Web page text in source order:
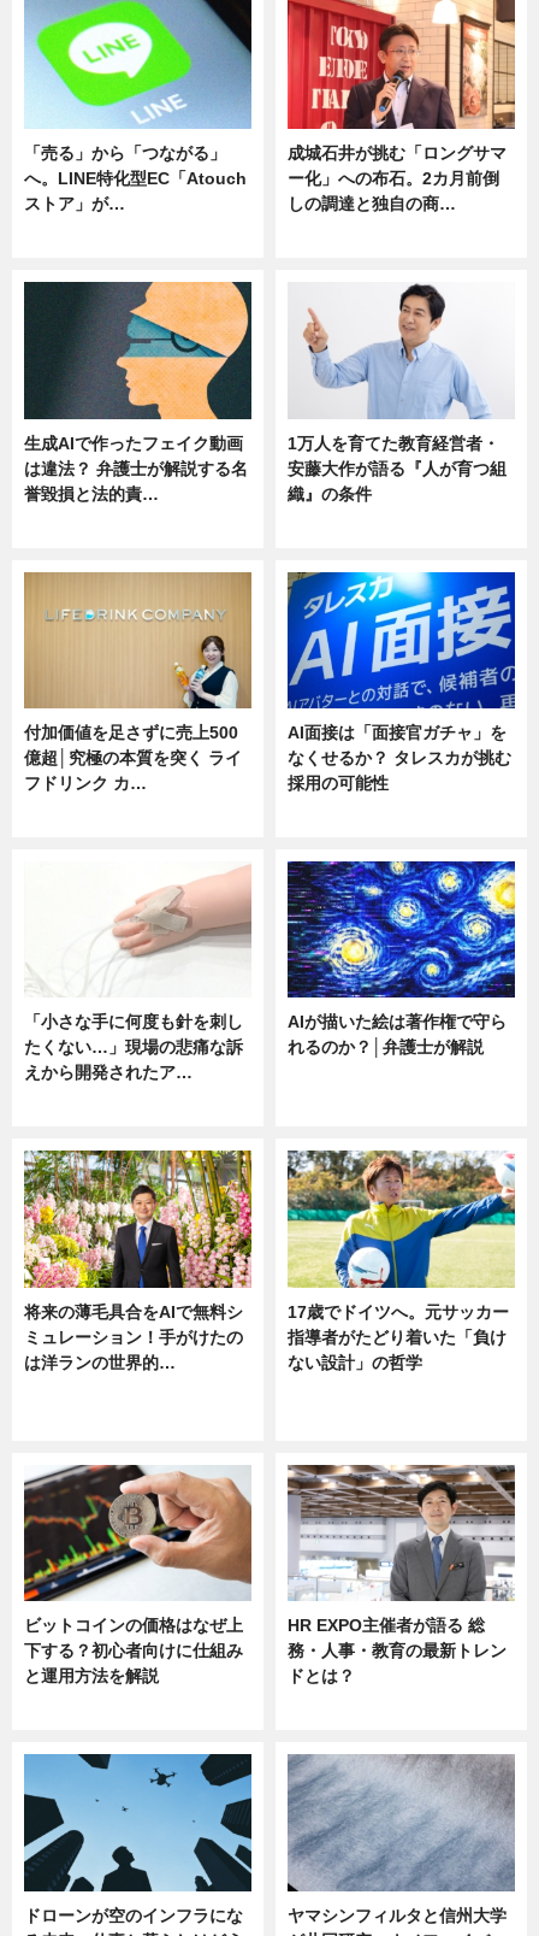
「売る」から「つながる」
へ。LINE特化型EC「Atouch
ストア」が…
成城石井が挑む「ロングサマ
ー化」への布石。2カ月前倒
しの調達と独自の商…
生成AIで作ったフェイク動画
は違法？ 弁護士が解説する名
誉毀損と法的責…
1万人を育てた教育経営者・
安藤大作が語る『人が育つ組
織』の条件
付加価値を足さずに売上500
億超│究極の本質を突く ライ
フドリンク カ…
AI面接は「面接官ガチャ」を
なくせるか？ タレスカが挑む
採用の可能性
「小さな手に何度も針を刺し
たくない…」現場の悲痛な訴
えから開発されたア…
AIが描いた絵は著作権で守ら
れるのか？│弁護士が解説
将来の薄毛具合をAIで無料シ
ミュレーション！手がけたの
は洋ランの世界的…
17歳でドイツへ。元サッカー
指導者がたどり着いた「負け
ない設計」の哲学
ビットコインの価格はなぜ上
下する？初心者向けに仕組み
と運用方法を解説
HR EXPO主催者が語る 総
務・人事・教育の最新トレン
ドとは？
ドローンが空のインフラにな
ヤマシンフィルタと信州大学